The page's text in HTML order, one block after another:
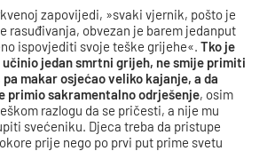
zapovijedi, »svaki vjernik, pošto je
rasuđivanja, obvezan je barem jedanput
ispovjediti svoje teške grijehe«.Tko je
učinio jedan smrtni grijeh, ne smije primiti
makar osjećao veliko kajanje, a da
primio sakramentalno odrješenje, osim
razlogu da se pričesti, a nije mu
svećeniku. Djeca treba da pristupe
prije nego po prvi put prime svetu